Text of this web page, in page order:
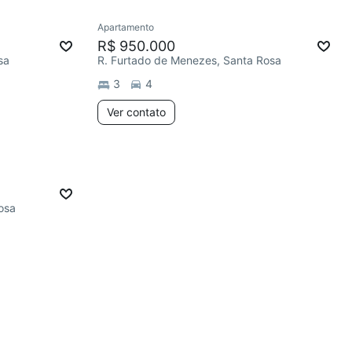
Apartamento
R$ 950.000
R. Furtado de Menezes, Santa Rosa
3
4
Ver contato